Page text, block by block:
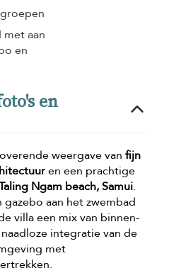
aan
en
en
weergave van fijn
en een prachtige
Ngam beach, Samui.
gazebo aan het zwembad
villa een mix van binnen-
integratie van de
met